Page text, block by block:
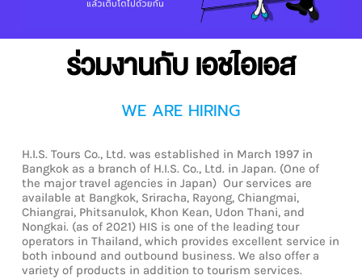
ร่วมงานกับ เอชไอเอส
WE ARE HIRING
H.I.S. Tours Co., Ltd. was established in March 1997 in
Bangkok as a branch of H.I.S. Co., Ltd. in Japan. (One of
the major travel agencies in Japan) Our services are
available at Bangkok, Sriracha, Rayong, Chiangmai,
Chiangrai, Phitsanulok, Khon Kean, Udon Thani, and
Nongkai. (as of 2021) HIS is one of the leading tour
operators in Thailand, which provides excellent service in
both inbound and outbound business. We also offer a
variety of products in addition to tourism services.